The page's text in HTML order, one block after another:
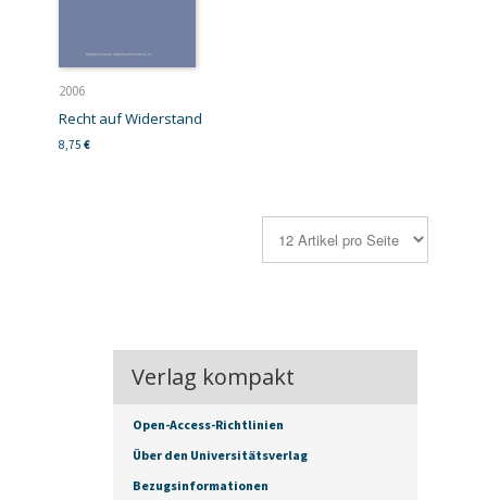
2006
Recht auf Widerstand
8,75 €
Verlag kompakt
Open-Access-Richtlinien
Über den Universitätsverlag
Bezugsinformationen